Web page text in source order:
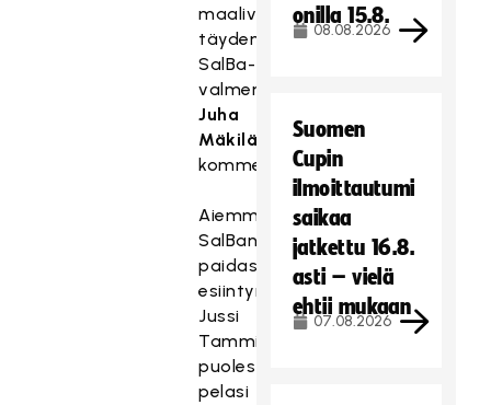
maalivahtiosaston
täydentämiseen,
SalBa-
valmentaja
Juha
Mäkilä
kommentoi.
Aiemminkin
SalBan
paidassa
esiintynyt
Jussi
Tammi
puolestaan
pelasi
onilla 15.8.
08.08.2026
Suomen
Cupin
ilmoittautumi
saikaa
jatkettu 16.8.
asti – vielä
ehtii mukaan
07.08.2026